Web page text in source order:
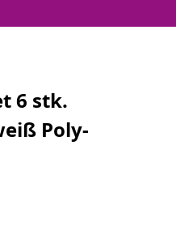
6 stk.
Poly-